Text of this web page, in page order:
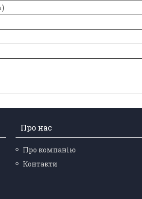
Про нас
Про компанію
Контакти